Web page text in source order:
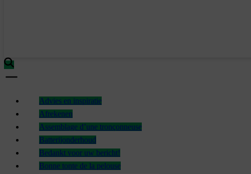
Advies en inspiratie
Afrekenen
Assemblage d’une tronçonneuse
Batterijonderhoud
Bedankt voor uw bericht!
Bonne tonte de la pelouse